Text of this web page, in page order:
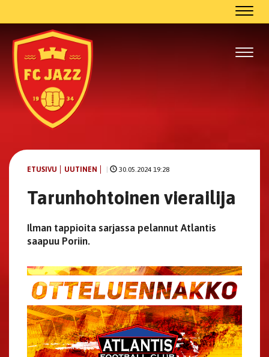
ETUSIVU UUTINEN 30.05.2024 19:28
Tarunhohtoinen vierailija
Ilman tappioita sarjassa pelannut Atlantis
saapuu Poriin.